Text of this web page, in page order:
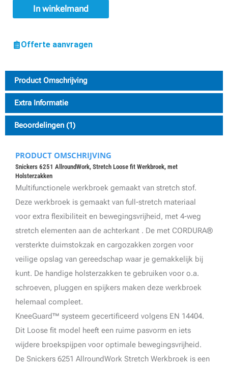
shirts*
In winkelmand
Offerte aanvragen
Product Omschrijving
Extra Informatie
Beoordelingen (1)
PRODUCT OMSCHRIJVING
Snickers 6251 AllroundWork, Stretch Loose fit Werkbroek, met
Holsterzakken
Multifunctionele werkbroek gemaakt van stretch stof.
Deze werkbroek is gemaakt van full-stretch materiaal
voor extra flexibiliteit en bewegingsvrijheid, met 4-weg
stretch elementen aan de achterkant . De met CORDURA®
versterkte duimstokzak en cargozakken zorgen voor
veilige opslag van gereedschap waar je gemakkelijk bij
kunt. De handige holsterzakken te gebruiken voor o.a.
schroeven, pluggen en spijkers maken deze werkbroek
helemaal compleet.
KneeGuard™ systeem gecertificeerd volgens EN 14404.
Dit Loose fit model heeft een ruime pasvorm en iets
wijdere broekspijpen voor optimale bewegingsvrijheid.
De Snickers 6251 AllroundWork Stretch Werkbroek is een